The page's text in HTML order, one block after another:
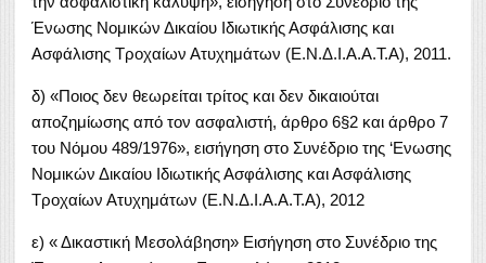
Ένωσης Νομικών Δικαίου Ιδιωτικής Ασφάλισης και
Ασφάλισης Τροχαίων Ατυχημάτων (Ε.Ν.Δ.Ι.Α.Α.Τ.Α), 2011.
δ) «Ποιος δεν θεωρείται τρίτος και δεν δικαιούται
αποζημίωσης από τον ασφαλιστή, άρθρο 6§2 και άρθρο 7
του Νόμου 489/1976», εισήγηση στο Συνέδριο της ‘Ενωσης
Νομικών Δικαίου Ιδιωτικής Ασφάλισης και Ασφάλισης
Τροχαίων Ατυχημάτων (Ε.Ν.Δ.Ι.Α.Α.Τ.Α), 2012
ε) « Δικαστική Μεσολάβηση» Εισήγηση στο Συνέδριο της